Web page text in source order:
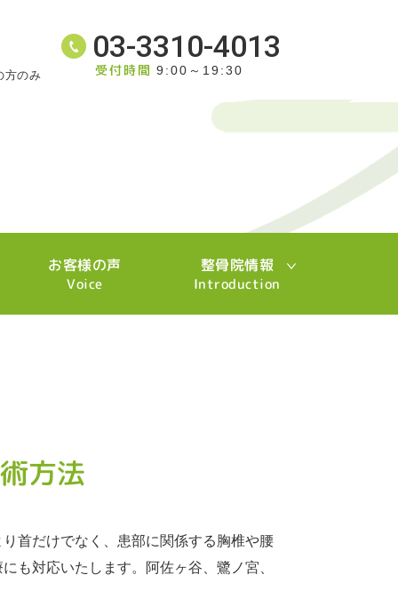
方のみ
03-3310-4013
受付時間 9:00～19:30
お客様の声
Voice
整骨院情報
Introduction
方法
首だけでなく、患部に関係する胸椎や腰
も対応いたします。阿佐ヶ谷、鷺ノ宮、